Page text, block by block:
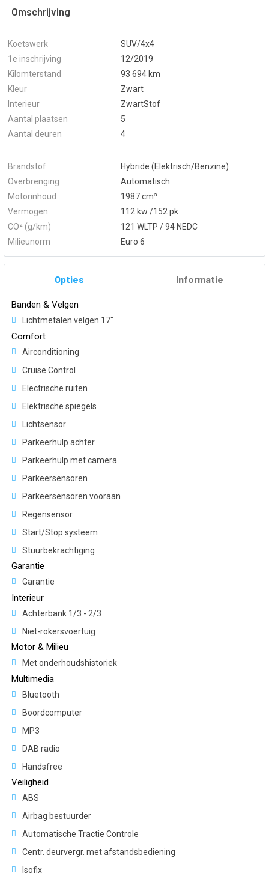
Omschrijving
Koetswerk
SUV/4x4
1e inschrijving
12/2019
Kilomterstand
93 694 km
Kleur
Zwart
Interieur
ZwartStof
Aantal plaatsen
5
Aantal deuren
4
Brandstof
Hybride (Elektrisch/Benzine)
Overbrenging
Automatisch
Motorinhoud
1987 cm³
Vermogen
112 kw /152 pk
CO² (g/km)
121 WLTP / 94 NEDC
Milieunorm
Euro 6
Opties Informatie
Banden & Velgen
Lichtmetalen velgen 17"
Comfort
Airconditioning
Cruise Control
Electrische ruiten
Elektrische spiegels
Lichtsensor
Parkeerhulp achter
Parkeerhulp met camera
Parkeersensoren
Parkeersensoren vooraan
Regensensor
Start/Stop systeem
Stuurbekrachtiging
Garantie
Garantie
Interieur
Achterbank 1/3 - 2/3
Niet-rokersvoertuig
Motor & Milieu
Met onderhoudshistoriek
Multimedia
Bluetooth
Boordcomputer
MP3
DAB radio
Handsfree
Veiligheid
ABS
Airbag bestuurder
Automatische Tractie Controle
Centr. deurvergr. met afstandsbediening
Isofix